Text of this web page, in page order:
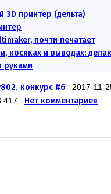
принтер (дельта)
почти печатает
косяках и выводах:
руками
конкурс #6 2017-11-
417 Нет комментариев